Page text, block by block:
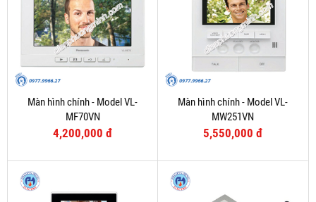
Màn hình chính - Model VL-
MF70VN
4,200,000 đ
Màn hình chính - Model VL-
MW251VN
5,550,000 đ